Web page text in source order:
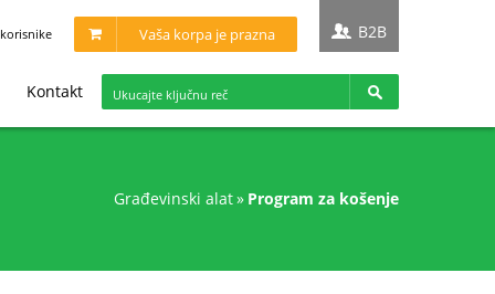
građevinski alat» program za košenje
Vaša korpa je prazna B2B
Kontakt